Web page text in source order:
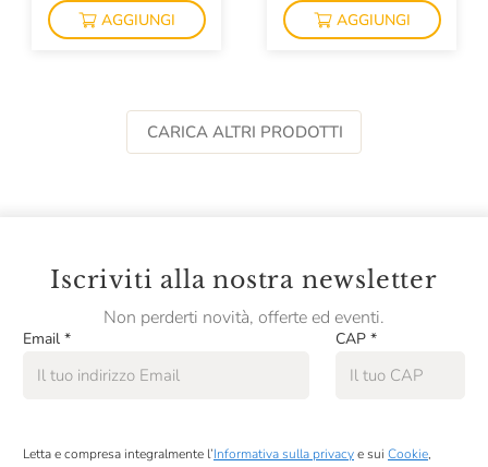
AGGIUNGI AGGIUNGI
CARICA ALTRI PRODOTTI
Iscriviti alla nostra newsletter
Non perderti novità, offerte ed eventi.
Email * CAP *
Letta e compresa integralmente l’Informativa sulla privacye sui Cookie,